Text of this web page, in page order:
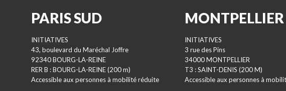
PARIS SUD
INITIATIVES
43, boulevard du Maréchal Joffre
92340 BOURG-LA-REINE
RER B : BOURG-LA-REINE (200 m)
Accessible aux personnes à mobilité réduite
MONTPELLIER
INITIATIVES
3 rue des Pins
34000 MONTPELLIER
T3 : SAINT-DENIS (200 M)
Accessible aux personnes à